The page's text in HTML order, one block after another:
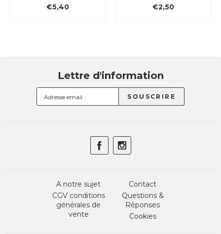
Lettre d'information
A notre sujet
CGV conditions
générales de
vente
Contact
Questions &
Réponses
Cookies